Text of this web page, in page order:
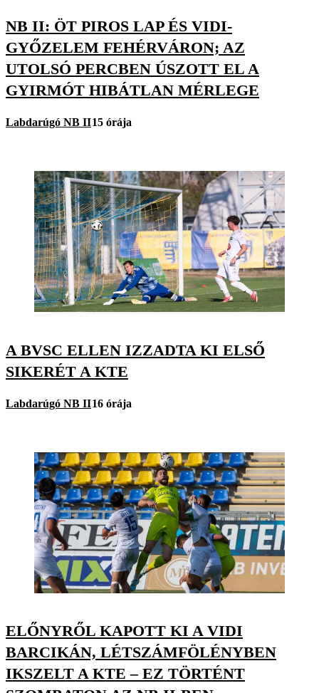
NB II: ÖT PIROS LAP ÉS VIDI-
GYŐZELEM FEHÉRVÁRON; AZ
UTOLSÓ PERCBEN ÚSZOTT EL A
GYIRMÓT HIBÁTLAN MÉRLEGE
Labdarúgó NB II15 órája
A BVSC ELLEN IZZADTA KI ELSŐ
SIKERÉT A KTE
Labdarúgó NB II16 órája
ELŐNYRŐL KAPOTT KI A VIDI
BARCIKÁN, LÉTSZÁMFÖLÉNYBEN
IKSZELT A KTE – EZ TÖRTÉNT